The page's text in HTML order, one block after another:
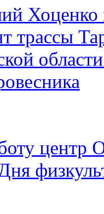
Хоценко
трассы
центр